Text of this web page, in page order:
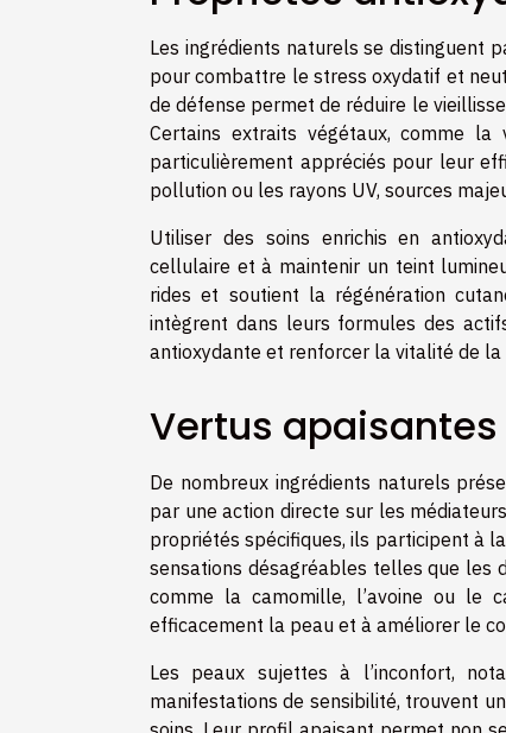
Les ingrédients naturels se distinguent
pour combattre le stress oxydatif et
de défense permet de réduire le
Certains extraits végétaux, comme
particulièrement appréciés pour leur
pollution ou les rayons UV, sources
Utiliser des soins enrichis en
cellulaire et à maintenir un teint
rides et soutient la régénération
intègrent dans leurs formules des
antioxydante et renforcer la vitalité de la
Vertus
De nombreux ingrédients naturels
par une action directe sur les
propriétés spécifiques, ils participent à
sensations désagréables telles que les
comme la camomille, l’avoine ou le
efficacement la peau et à améliorer le
Les peaux sujettes à l’inconfort,
manifestations de sensibilité, trouvent